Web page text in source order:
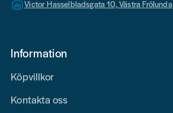
Victor Hasselbladsgata 10, Västra Frölunda
Information
Köpvillkor
Kontakta oss